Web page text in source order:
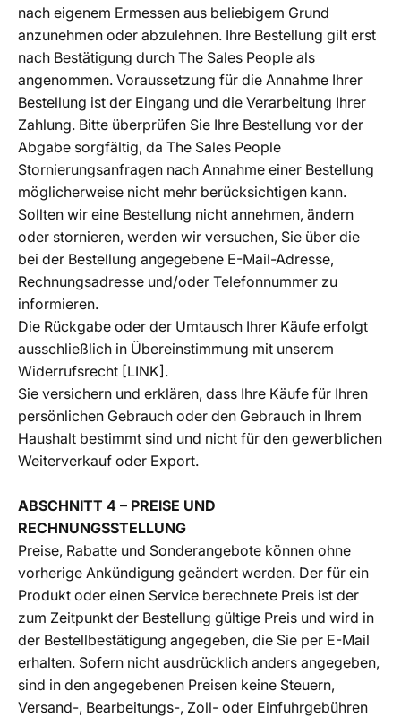
nach eigenem Ermessen aus beliebigem Grund
anzunehmen oder abzulehnen. Ihre Bestellung gilt erst
nach Bestätigung durch The Sales People als
angenommen. Voraussetzung für die Annahme Ihrer
Bestellung ist der Eingang und die Verarbeitung Ihrer
Zahlung. Bitte überprüfen Sie Ihre Bestellung vor der
Abgabe sorgfältig, da The Sales People
Stornierungsanfragen nach Annahme einer Bestellung
möglicherweise nicht mehr berücksichtigen kann.
Sollten wir eine Bestellung nicht annehmen, ändern
oder stornieren, werden wir versuchen, Sie über die
bei der Bestellung angegebene E-Mail-Adresse,
Rechnungsadresse und/oder Telefonnummer zu
informieren.
Die Rückgabe oder der Umtausch Ihrer Käufe erfolgt
ausschließlich in Übereinstimmung mit unserem
Widerrufsrecht [LINK].
Sie versichern und erklären, dass Ihre Käufe für Ihren
persönlichen Gebrauch oder den Gebrauch in Ihrem
Haushalt bestimmt sind und nicht für den gewerblichen
Weiterverkauf oder Export.
ABSCHNITT 4 – PREISE UND
RECHNUNGSSTELLUNG
Preise, Rabatte und Sonderangebote können ohne
vorherige Ankündigung geändert werden. Der für ein
Produkt oder einen Service berechnete Preis ist der
zum Zeitpunkt der Bestellung gültige Preis und wird in
der Bestellbestätigung angegeben, die Sie per E-Mail
erhalten. Sofern nicht ausdrücklich anders angegeben,
sind in den angegebenen Preisen keine Steuern,
Versand-, Bearbeitungs-, Zoll- oder Einfuhrgebühren